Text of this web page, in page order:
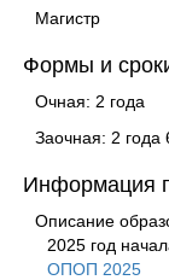
Магистр
Формы и
Очная: 2 года
Заочная: 2 года
Информация
Описание
2025 год
ОПОП 2025